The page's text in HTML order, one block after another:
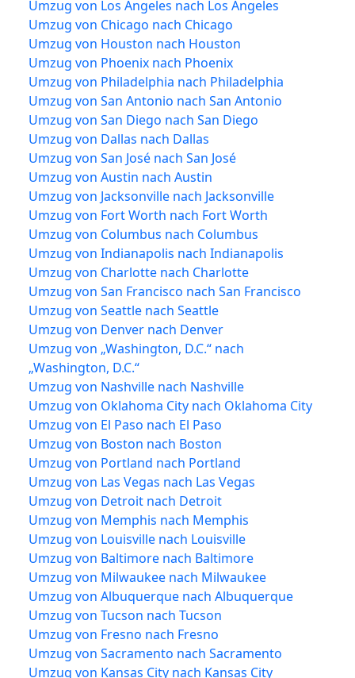
Umzug von Los Angeles nach Los Angeles
Umzug von Chicago nach Chicago
Umzug von Houston nach Houston
Umzug von Phoenix nach Phoenix
Umzug von Philadelphia nach Philadelphia
Umzug von San Antonio nach San Antonio
Umzug von San Diego nach San Diego
Umzug von Dallas nach Dallas
Umzug von San José nach San José
Umzug von Austin nach Austin
Umzug von Jacksonville nach Jacksonville
Umzug von Fort Worth nach Fort Worth
Umzug von Columbus nach Columbus
Umzug von Indianapolis nach Indianapolis
Umzug von Charlotte nach Charlotte
Umzug von San Francisco nach San Francisco
Umzug von Seattle nach Seattle
Umzug von Denver nach Denver
Umzug von „Washington, D.C.“ nach
„Washington, D.C.“
Umzug von Nashville nach Nashville
Umzug von Oklahoma City nach Oklahoma City
Umzug von El Paso nach El Paso
Umzug von Boston nach Boston
Umzug von Portland nach Portland
Umzug von Las Vegas nach Las Vegas
Umzug von Detroit nach Detroit
Umzug von Memphis nach Memphis
Umzug von Louisville nach Louisville
Umzug von Baltimore nach Baltimore
Umzug von Milwaukee nach Milwaukee
Umzug von Albuquerque nach Albuquerque
Umzug von Tucson nach Tucson
Umzug von Fresno nach Fresno
Umzug von Sacramento nach Sacramento
Umzug von Kansas City nach Kansas City